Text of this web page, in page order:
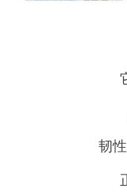
韧